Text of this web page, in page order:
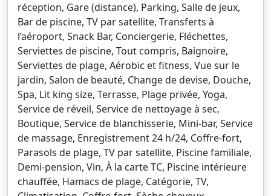
réception, Gare (distance), Parking, Salle de jeux,
Bar de piscine, TV par satellite, Transferts à
l’aéroport, Snack Bar, Conciergerie, Fléchettes,
Serviettes de piscine, Tout compris, Baignoire,
Serviettes de plage, Aérobic et fitness, Vue sur le
jardin, Salon de beauté, Change de devise, Douche,
Spa, Lit king size, Terrasse, Plage privée, Yoga,
Service de réveil, Service de nettoyage à sec,
Boutique, Service de blanchisserie, Mini-bar, Service
de massage, Enregistrement 24 h/24, Coffre-fort,
Parasols de plage, TV par satellite, Piscine familiale,
Demi-pension, Vin, À la carte TC, Piscine intérieure
chauffée, Hamacs de plage, Catégorie, TV,